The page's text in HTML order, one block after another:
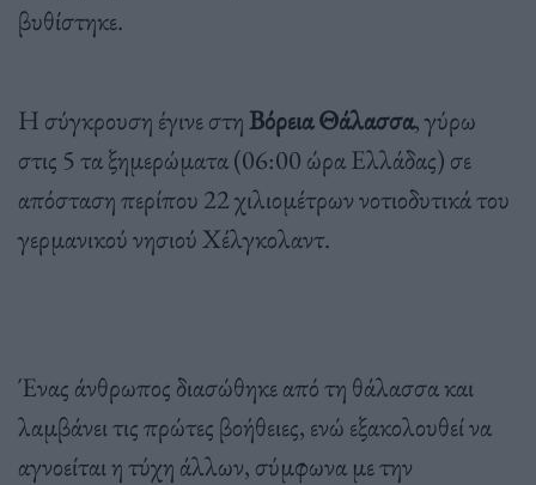
βυθίστηκε.
Η σύγκρουση έγινε στηΒόρεια Θάλασσα, γύρω
στις 5 τα ξημερώματα (06:00 ώρα Ελλάδας) σε
απόσταση περίπου 22 χιλιομέτρων νοτιοδυτικά του
γερμανικού νησιού Χέλγκολαντ.
Ένας άνθρωπος διασώθηκε από τη θάλασσα και
λαμβάνει τις πρώτες βοήθειες, ενώ εξακολουθεί να
αγνοείται η τύχη άλλων, σύμφωνα με την